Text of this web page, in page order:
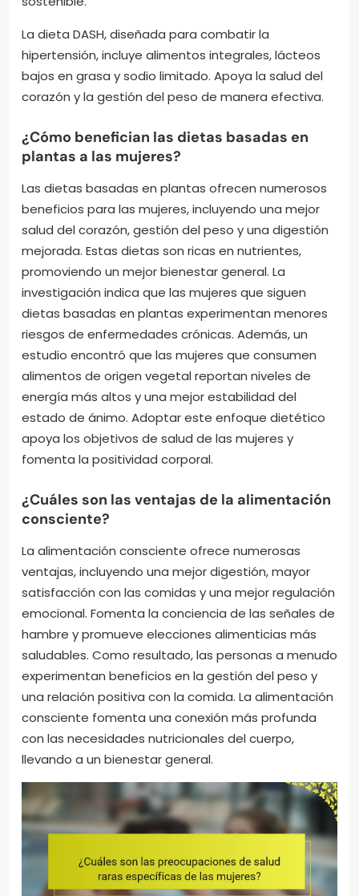
La dieta DASH, diseñada para combatir la
hipertensión, incluye alimentos integrales, lácteos
bajos en grasa y sodio limitado. Apoya la salud del
corazón y la gestión del peso de manera efectiva.
¿Cómo benefician las dietas basadas en
plantas a las mujeres?
Las dietas basadas en plantas ofrecen numerosos
beneficios para las mujeres, incluyendo una mejor
salud del corazón, gestión del peso y una digestión
mejorada. Estas dietas son ricas en nutrientes,
promoviendo un mejor bienestar general. La
investigación indica que las mujeres que siguen
dietas basadas en plantas experimentan menores
riesgos de enfermedades crónicas. Además, un
estudio encontró que las mujeres que consumen
alimentos de origen vegetal reportan niveles de
energía más altos y una mejor estabilidad del
estado de ánimo. Adoptar este enfoque dietético
apoya los objetivos de salud de las mujeres y
fomenta la positividad corporal.
¿Cuáles son las ventajas de la alimentación
consciente?
La alimentación consciente ofrece numerosas
ventajas, incluyendo una mejor digestión, mayor
satisfacción con las comidas y una mejor regulación
emocional. Fomenta la conciencia de las señales de
hambre y promueve elecciones alimenticias más
saludables. Como resultado, las personas a menudo
experimentan beneficios en la gestión del peso y
una relación positiva con la comida. La alimentación
consciente fomenta una conexión más profunda
con las necesidades nutricionales del cuerpo,
llevando a un bienestar general.